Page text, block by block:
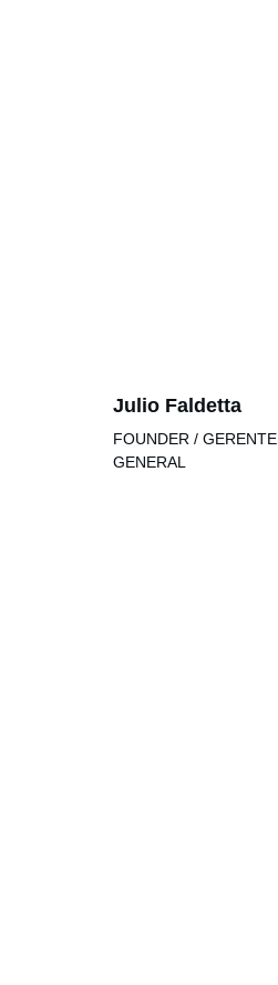
Julio Faldetta
FOUNDER / GERENTE
GENERAL